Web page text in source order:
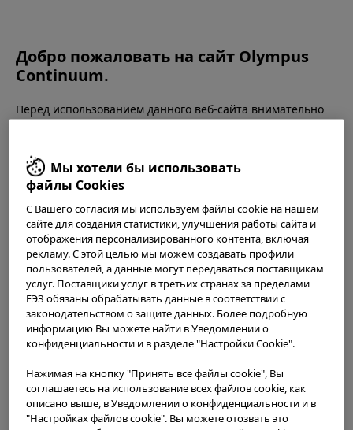
Учебный центр Olympus Вестборо
Olympus Westborough, 800 West Park Drive,
Westborough, MA 01581
Google map
Новая учебная лаборатория в Вестборо предоставит
медицинским работникам практический опыт работы с
самым современным медицинским оборудованием. Став
важнейшей частью платформы Olympus Continuum, этот
ультрасовременный учебный центр будет предлагать
возможности для обучения с погружением,
Добро пожаловать на сайт Olympus
Continuum.
Перед использованием данного веб-сайта внимательно
здравоохранения. Вы не имеете права получать доступ,
использовать или загружать какие-либо материалы с
этого сайта, если вы не являетесь специалистом в
области здравоохранения.
Этот сайт использует файлыcookie, чтобы предложить
вам лучший опыт просмотра. Cookies позволяют
адаптировать веб-сайты к вашим интересам и
предпочтениям. Более подробную информацию вы
можете найти в нашемУведомлении о
конфиденциальности. Вы можете получить текущие
настройки cookies для этого сайта здесь и изменить их в
Пожалуйста, выберите вашу страну/регион
Европа, Ближний Восток и Африка
Мы хотели бы использовать
файлы Cookies
С Вашего согласия мы используем файлы cookie на нашем
сайте для создания статистики, улучшения работы сайта и
отображения персонализированного контента, включая
рекламу. С этой целью мы можем создавать профили
пользователей, а данные могут передаваться поставщикам
услуг. Поставщики услуг в третьих странах за пределами
ЕЭЗ обязаны обрабатывать данные в соответствии с
законодательством о защите данных. Более подробную
информацию Вы можете найти в Уведомлении о
конфиденциальности и в разделе "Настройки Cookie".
Нажимая на кнопку "Принять все файлы cookie", Вы
соглашаетесь на использование всех файлов cookie, как
описано выше, в Уведомлении о конфиденциальности и в
"Настройках файлов cookie". Вы можете отозвать это